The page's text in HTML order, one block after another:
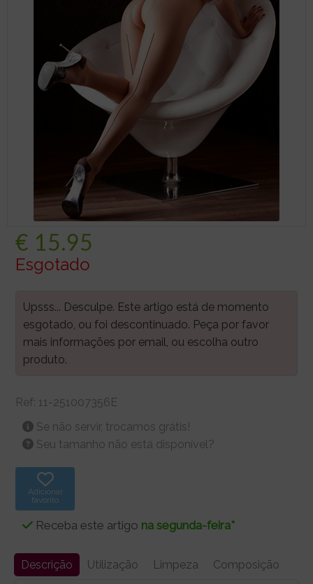
€ 15.95
Esgotado
Upsss... Desculpe. Este artigo está de momento
esgotado, ou foi descontinuado. Peça por favor
mais informações por email, ou escolha outro
produto.
Ref: 11-251007356E
Se não servir, trocamos grátis!
Seu tamanho não está disponível?
Adicionar
favorito
Receba este artigo na segunda-feira*
Descrição Utilização Limpeza Composição